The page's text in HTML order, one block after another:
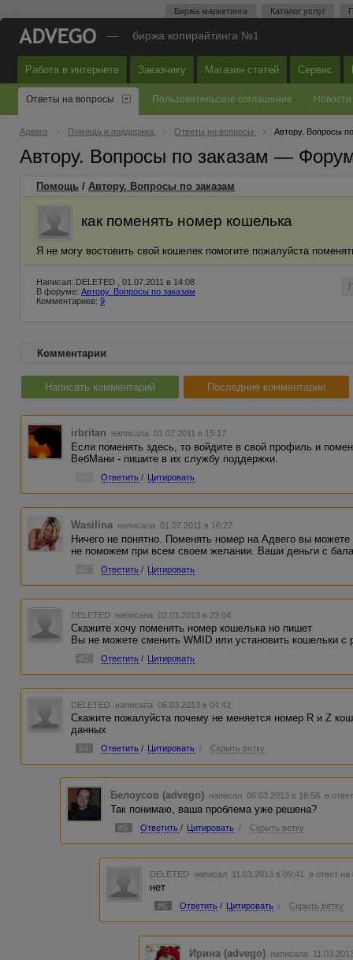
Биржа маркетинга Каталог услуг
— биржа копирайтинга №1
Работа в интернете Заказчику Магазин статей Сервис
Ответы на вопросы Пользовательское соглашение Новости
Адвего Помощь и поддержка Ответы на вопросы Автору. Вопросы
Автору. Вопросы по заказам —
Помощь / Автору. Вопросы по заказам
как поменять номер кошелька
Я не могу востовить свой кошелек помогите пожалуйста
Написал: DELETED , 01.07.2011 в 14:08
В форуме: Автору. Вопросы по заказам
Комментариев: 9
Комментарии
Написать комментарий Последние комментарии
irbritan написала 01.07.2011 в 15:17
Если поменять здесь, то войдите в свой профиль и
ВебМани - пишите в их службу поддержки.
Ответить / Цитировать
Wasilina написала 01.07.2011 в 16:27
Ничего не понятно. Поменять номер на Адвего вы
не поможем при всем своем желании. Ваши деньги с
Ответить / Цитировать
DELETED написала 02.03.2013 в 23:04
Скажите хочу поменять номер кошелька но пишет
Вы не можете сменить WMID или установить кошельки с
#3 Ответить / Цитировать
DELETED написала 06.03.2013 в 04:42
Скажите пожалуйста почему не меняется номер R и Z
данных
#4 Ответить / Цитировать / Скрыть ветку
Белоусов (advego) написал 06.03.2013 в 18:58 в
Так понимаю, ваша проблема уже решена?
#5 Ответить / Цитировать / Скрыть ветку
DELETED написал 11.03.2013 в 09:41 в ответ на
нет
#6 Ответить / Цитировать / Скрыть ветку
Ирина (advego) написала